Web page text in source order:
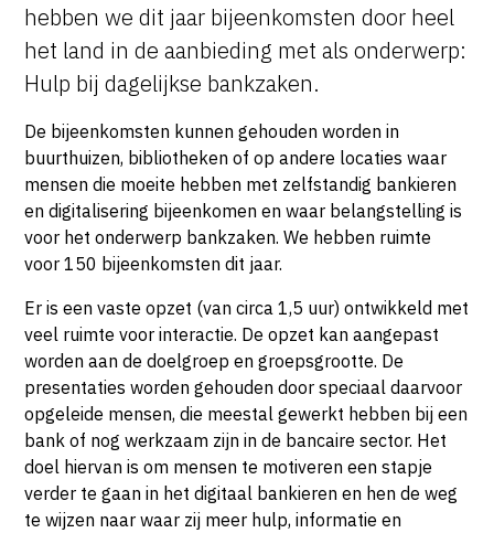
hebben we dit jaar bijeenkomsten door heel
het land in de aanbieding met als onderwerp:
Hulp bij dagelijkse bankzaken.
De bijeenkomsten kunnen gehouden worden in
buurthuizen, bibliotheken of op andere locaties waar
mensen die moeite hebben met zelfstandig bankieren
en digitalisering bijeenkomen en waar belangstelling is
voor het onderwerp bankzaken. We hebben ruimte
voor 150 bijeenkomsten dit jaar.
Er is een vaste opzet (van circa 1,5 uur) ontwikkeld met
veel ruimte voor interactie. De opzet kan aangepast
worden aan de doelgroep en groepsgrootte. De
presentaties worden gehouden door speciaal daarvoor
opgeleide mensen, die meestal gewerkt hebben bij een
bank of nog werkzaam zijn in de bancaire sector. Het
doel hiervan is om mensen te motiveren een stapje
verder te gaan in het digitaal bankieren en hen de weg
te wijzen naar waar zij meer hulp, informatie en